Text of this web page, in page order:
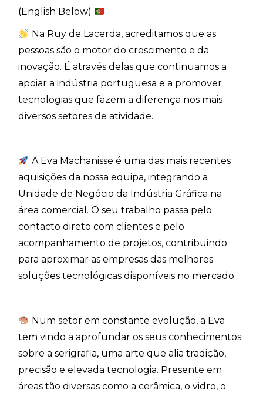
(English Below)
Na Ruy de Lacerda, acreditamos que as
pessoas são o motor do crescimento e da
inovação. É através delas que continuamos a
apoiar a indústria portuguesa e a promover
tecnologias que fazem a diferença nos mais
diversos setores de atividade.
A Eva Machanisse é uma das mais recentes
aquisições da nossa equipa, integrando a
Unidade de Negócio da Indústria Gráfica na
área comercial. O seu trabalho passa pelo
contacto direto com clientes e pelo
acompanhamento de projetos, contribuindo
para aproximar as empresas das melhores
soluções tecnológicas disponíveis no mercado.
Num setor em constante evolução, a Eva
tem vindo a aprofundar os seus conhecimentos
sobre a serigrafia, uma arte que alia tradição,
precisão e elevada tecnologia. Presente em
áreas tão diversas como a cerâmica, o vidro, o